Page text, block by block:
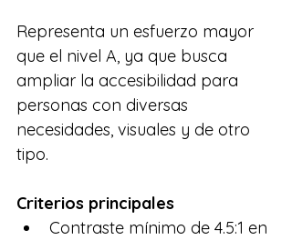
Representa un esfuerzo mayor
que el nivel A, ya que busca
ampliar la accesibilidad para
personas con diversas
necesidades, visuales y de otro
tipo.
Criterios principales
Contraste mínimo de 4.5:1 en